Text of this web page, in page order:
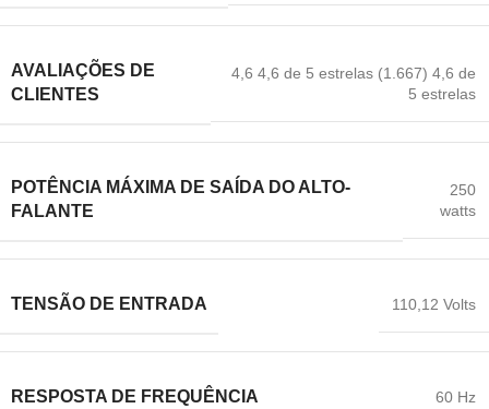
AVALIAÇÕES DE
CLIENTES
4,6 4,6 de 5 estrelas (1.667) 4,6 de
5 estrelas
POTÊNCIA MÁXIMA DE SAÍDA DO ALTO-
FALANTE
250
watts
TENSÃO DE ENTRADA 110,12 Volts
RESPOSTA DE FREQUÊNCIA 60 Hz